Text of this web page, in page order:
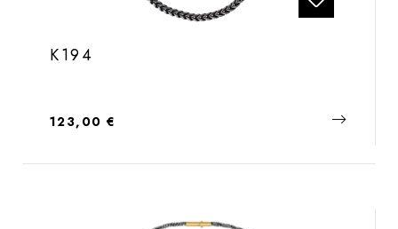
K194
Regulärer Preis:
123,00 €